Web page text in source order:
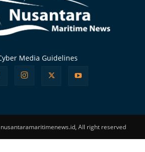
Media Guidelines
All right reserved